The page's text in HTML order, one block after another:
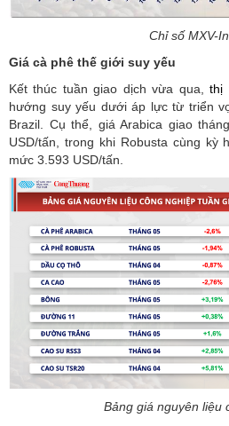
Chỉ số MXV-
Giá cà phê thế giới suy yếu
Kết thúc tuần giao dịch vừa qua,thị
hướng suy yếu dưới áp lực từ triển
Brazil. Cụ thể, giá Arabica giao
USD/tấn, trong khi Robusta cùng kỳ
mức 3.593 USD/tấn.
Bảng giá nguyên liệu